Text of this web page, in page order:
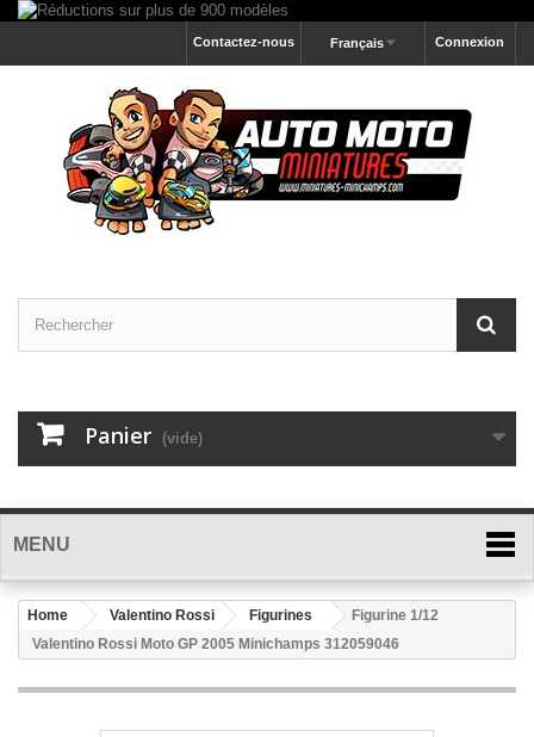
Connexion
Français
Contactez-nous
Panier (vide)
MENU
Home Valentino Rossi Figurines
Figurine 1/12
Valentino Rossi Moto GP 2005 Minichamps 312059046